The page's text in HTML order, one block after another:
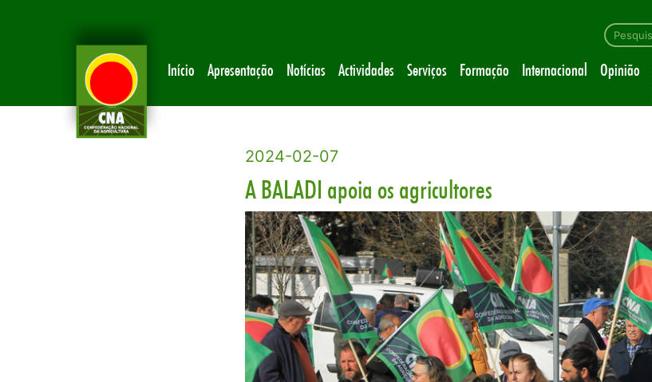
Início Apresentação Notícias Actividades Serviços Formação Internacional Opinião
2024-02-07
A BALADI apoia os agricultores